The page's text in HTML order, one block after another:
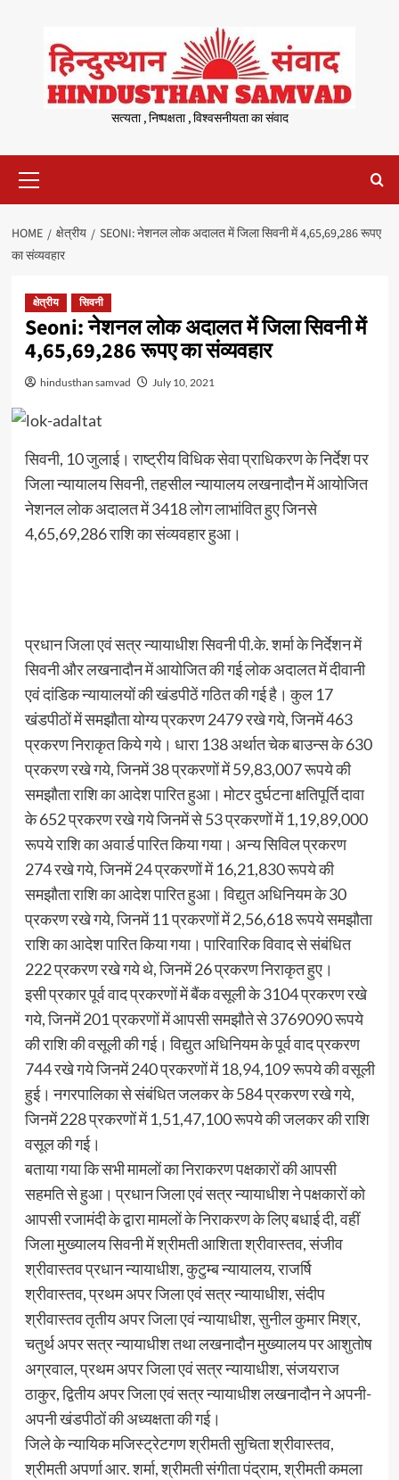
content
सत्यता , निष्पक्षता , विश्वसनीयता का संवाद
Menu
HOME क्षेत्रीय
SEONI: नेशनल लोक अदालत में जिला सिवनी में 4,65,69,286 रूपए
का संव्यवहार
क्षेत्रीय सिवनी
Seoni: नेशनल लोक अदालत में जिला सिवनी में
4,65,69,286 रूपए का संव्यवहार
hindusthan samvad July 10, 2021
सिवनी, 10 जुलाई। राष्ट्रीय विधिक सेवा प्राधिकरण के निर्देश पर
जिला न्यायालय सिवनी, तहसील न्यायालय लखनादौन में आयोजित
नेशनल लोक अदालत में 3418 लोग लाभांवित हुए जिनसे
4,65,69,286 राशि का संव्यवहार हुआ।
प्रधान जिला एवं सत्र न्यायाधीश सिवनी पी.के. शर्मा के निर्देशन में
सिवनी और लखनादौन में आयोजित की गई लोक अदालत में दीवानी
एवं दांडिक न्यायालयों की खंडपीठें गठित की गई है। कुल 17
खंडपीठों में समझौता योग्य प्रकरण 2479 रखे गये, जिनमें 463
प्रकरण निराकृत किये गये। धारा 138 अर्थात चेक बाउन्स के 630
प्रकरण रखे गये, जिनमें 38 प्रकरणों में 59,83,007 रूपये की
समझौता राशि का आदेश पारित हुआ। मोटर दुर्घटना क्षतिपूर्ति दावा
के 652 प्रकरण रखे गये जिनमें से 53 प्रकरणों में 1,19,89,000
रूपये राशि का अवार्ड पारित किया गया। अन्य सिविल प्रकरण
274 रखे गये, जिनमें 24 प्रकरणों में 16,21,830 रूपये की
समझौता राशि का आदेश पारित हुआ। विद्युत अधिनियम के 30
प्रकरण रखे गये, जिनमें 11 प्रकरणों में 2,56,618 रूपये समझौता
राशि का आदेश पारित किया गया। पारिवारिक विवाद से संबंधित
222 प्रकरण रखे गये थे, जिनमें 26 प्रकरण निराकृत हुए।
इसी प्रकार पूर्व वाद प्रकरणों में बैंक वसूली के 3104 प्रकरण रखे
गये, जिनमें 201 प्रकरणों में आपसी समझौते से 3769090 रूपये
की राशि की वसूली की गई। विद्युत अधिनियम के पूर्व वाद प्रकरण
744 रखे गये जिनमें 240 प्रकरणों में 18,94,109 रूपये की वसूली
हुई। नगरपालिका से संबंधित जलकर के 584 प्रकरण रखे गये,
जिनमें 228 प्रकरणों में 1,51,47,100 रूपये की जलकर की राशि
वसूल की गई।
बताया गया कि सभी मामलों का निराकरण पक्षकारों की आपसी
सहमति से हुआ। प्रधान जिला एवं सत्र न्यायाधीश ने पक्षकारों को
आपसी रजामंदी के द्वारा मामलों के निराकरण के लिए बधाई दी, वहीं
जिला मुख्यालय सिवनी में श्रीमती आशिता श्रीवास्तव, संजीव
श्रीवास्तव प्रधान न्यायाधीश, कुटुम्ब न्यायालय, राजर्षि
श्रीवास्तव, प्रथम अपर जिला एवं सत्र न्यायाधीश, संदीप
श्रीवास्तव तृतीय अपर जिला एवं न्यायाधीश, सुनील कुमार मिश्र,
चतुर्थ अपर सत्र न्यायाधीश तथा लखनादौन मुख्यालय पर आशुतोष
अग्रवाल, प्रथम अपर जिला एवं सत्र न्यायाधीश, संजयराज
ठाकुर, द्वितीय अपर जिला एवं सत्र न्यायाधीश लखनादौन ने अपनी-
अपनी खंडपीठों की अध्यक्षता की गई।
जिले के न्यायिक मजिस्ट्रेटगण श्रीमती सुचिता श्रीवास्तव,
श्रीमती अपर्णा आर. शर्मा, श्रीमती संगीता पंद्राम, श्रीमती कमला